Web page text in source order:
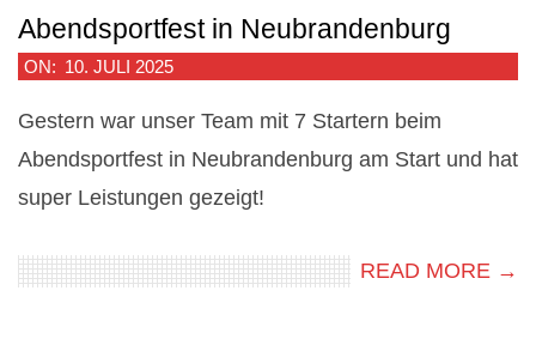
Abendsportfest in Neubrandenburg
2025-
ON: 10. JULI 2025
Gestern war unser Team mit 7 Startern beim
Abendsportfest in Neubrandenburg am Start und hat
super Leistungen gezeigt!
READ MORE →